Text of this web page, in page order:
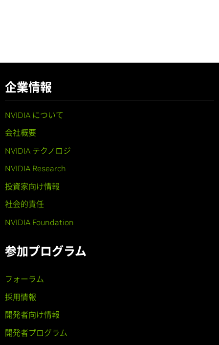
企業情報
NVIDIA について
会社概要
NVIDIA テクノロジ
NVIDIA Research
投資家向け情報
社会的責任
NVIDIA Foundation
参加プログラム
フォーラム
採用情報
開発者向け情報
開発者プログラム